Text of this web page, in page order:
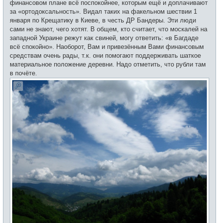
финансовом плане всё поспокойнее, которым ещё и доплачивают
за «ортодоксальность». Видал таких на факельном шествии 1
января по Крещатику в Киеве, в честь ДР Бандеры. Эти люди
сами не знают, чего хотят. В общем, кто считает, что москалей на
западной Украине режут как свиней, могу ответить: «в Багдаде
всё спокойно». Наоборот, Вам и привезённым Вами финансовым
средствам очень рады, т.к. они помогают поддерживать шаткое
материальное положение деревни. Надо отметить, что рубли там
в почёте.